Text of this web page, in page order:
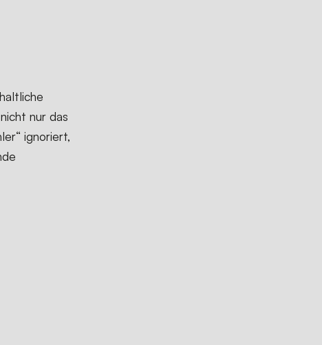
nur das
ignoriert,